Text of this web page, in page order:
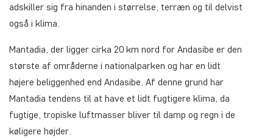
adskiller sig fra hinanden i størrelse, terræn og til delvist
også i klima.
Mantadia, der ligger cirka 20 km nord for Andasibe er den
største af områderne i nationalparken og har en lidt
højere beliggenhed end Andasibe. Af denne grund har
Mantadia tendens til at have et lidt fugtigere klima, da
fugtige, tropiske luftmasser bliver til damp og regn i de
køligere højder.